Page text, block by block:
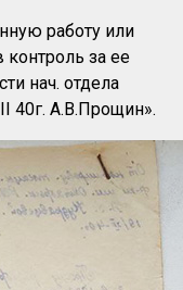
работу или
контроль за ее
нач. отдела
40г. А.В.Прощин».